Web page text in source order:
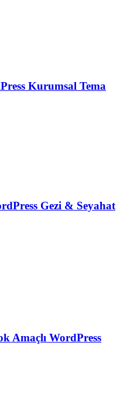
Kurumsal Tema
Gezi & Seyahat
Amaçlı WordPress